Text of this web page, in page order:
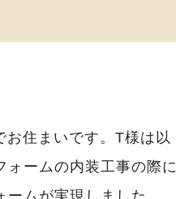
住まいです。T様は以
ームの内装工事の際に
ムが実現しました。